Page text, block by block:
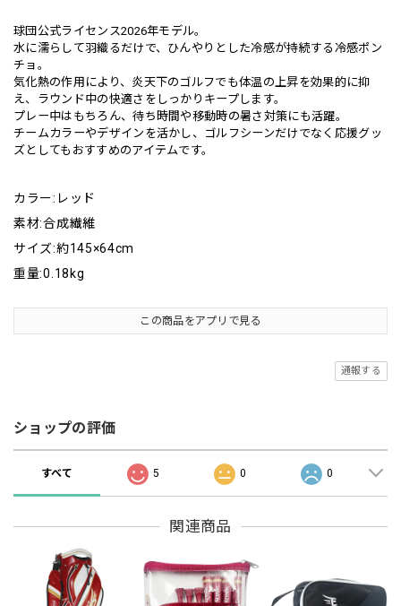
球団公式ライセンス2026年モデル。
水に濡らして羽織るだけで、ひんやりとした冷感が持続する冷感ポン
チョ。
気化熱の作用により、炎天下のゴルフでも体温の上昇を効果的に抑
え、ラウンド中の快適さをしっかりキープします。
プレー中はもちろん、待ち時間や移動時の暑さ対策にも活躍。
チームカラーやデザインを活かし、ゴルフシーンだけでなく応援グッ
ズとしてもおすすめのアイテムです。
カラー:レッド
素材:合成繊維
サイズ:約145×64cm
重量:0.18kg
この商品をアプリで見る
通報する
ショップの評価
すべて 5 0 0
関連商品